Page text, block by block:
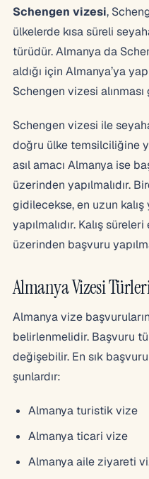
Schengen vizesi,
ülkelerde kısa süreli
türüdür. Almanya da
aldığı için Almanya’ya
Schengen vizesi alınması
Schengen vizesi ile
doğru ülke temsilciliğine
asıl amacı Almanya ise
üzerinden yapılmalıdır.
gidilecekse, en uzun
yapılmalıdır. Kalış
üzerinden başvuru
Almanya Vizesi
Almanya vize
belirlenmelidir. Başvuru
değişebilir. En sık
şunlardır:
Almanya turistik vize
Almanya ticari vize
Almanya aile ziyareti